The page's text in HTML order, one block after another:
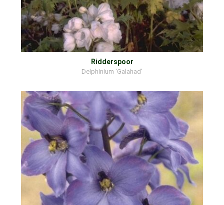
Ridderspoor
Delphinium 'Galahad'